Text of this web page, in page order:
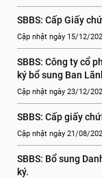
SBBS: Cấp Giấy
Cập nhật ngày 15/12/
SBBS: Công ty cổ
ký bổ sung Ban
Cập nhật ngày 23/12/
SBBS: Cấp giấy
Cập nhật ngày 21/08/
SBBS: Bổ sung
ký.